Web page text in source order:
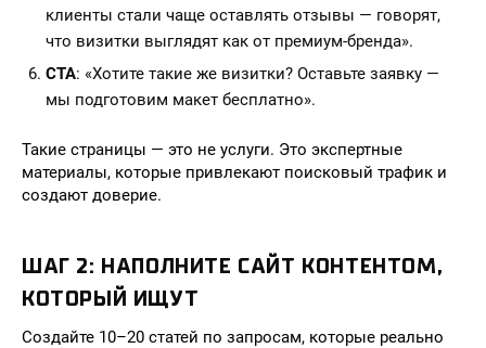
клиенты стали чаще оставлять отзывы — говорят,
что визитки выглядят как от премиум-бренда».
CTA: «Хотите такие же визитки? Оставьте заявку —
мы подготовим макет бесплатно».
Такие страницы — это не услуги. Это экспертные
материалы, которые привлекают поисковый трафик и
создают доверие.
ШАГ 2: НАПОЛНИТЕ САЙТ КОНТЕНТОМ,
КОТОРЫЙ ИЩУТ
Создайте 10–20 статей по запросам, которые реально